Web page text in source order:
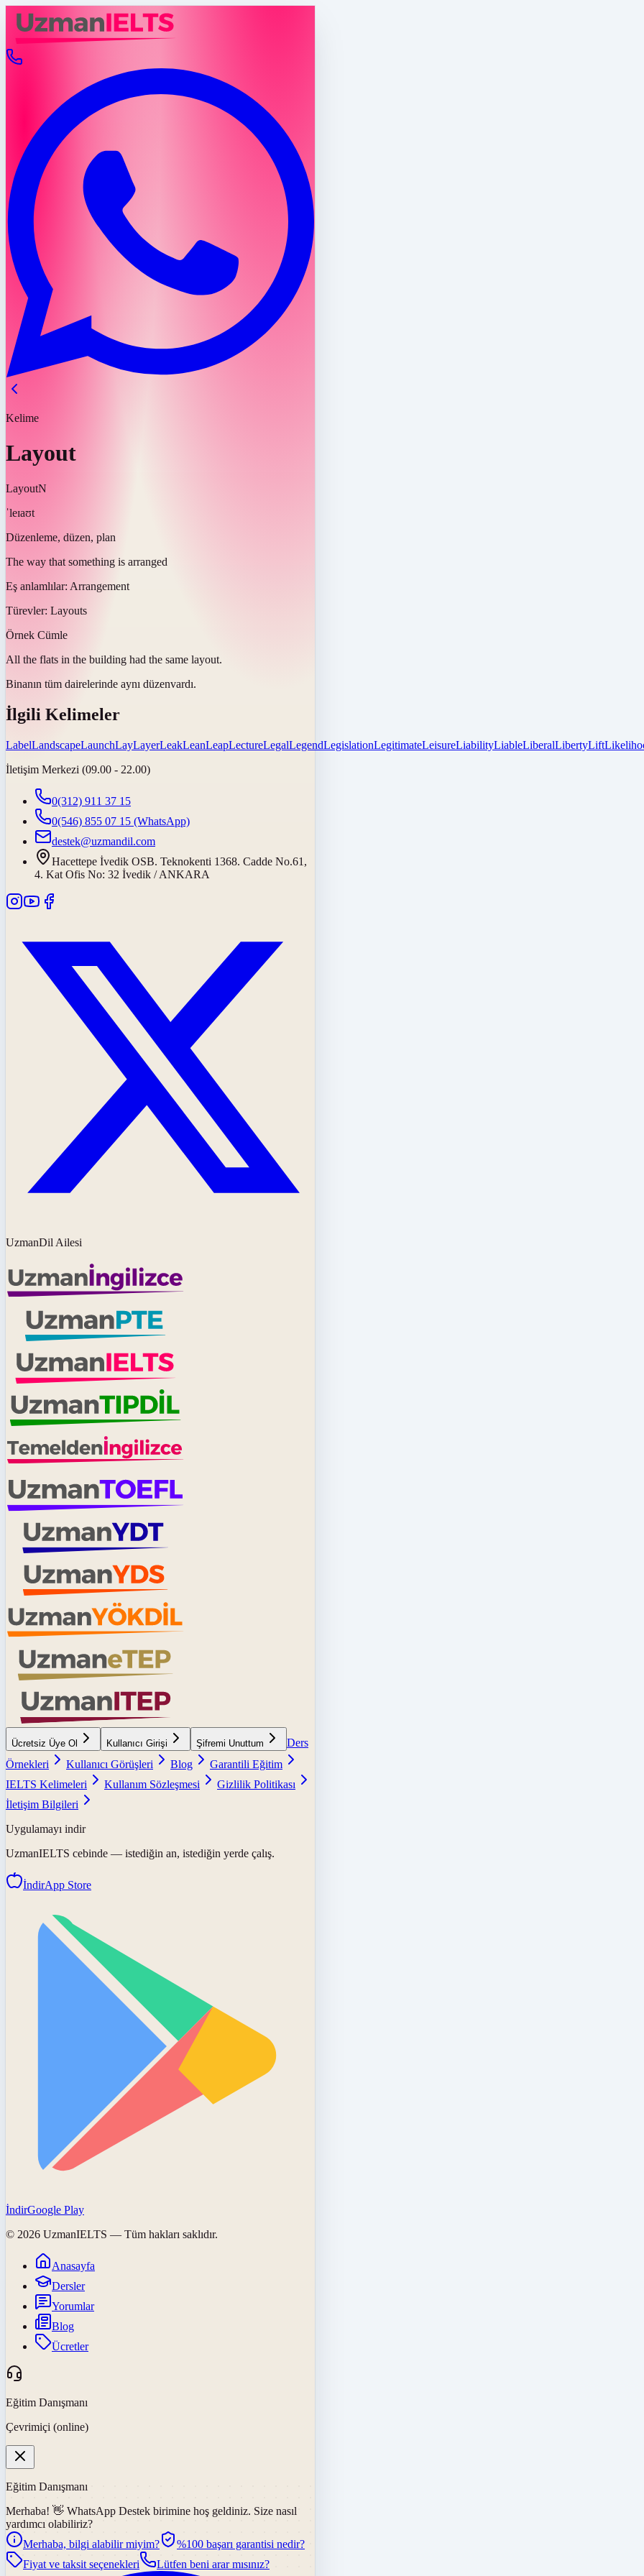
Kelime
Layout
LayoutN
ˈleɪaʊt
Düzenleme, düzen, plan
The way that something is arranged
Eş anlamlılar: Arrangement
Türevler: Layouts
Örnek Cümle
All the flats in the building had the same layout.
Binanın tüm dairelerinde aynı düzenvardı.
İlgili Kelimeler
LabelLandscapeLaunchLayLayerLeakLeanLeapLectureLegalLegendLegislationLegitimateLeisureLiabilityLiableLiberalLibertyLift
İletişim Merkezi (09.00 - 22.00)
0(312) 911 37 15
0(546) 855 07 15 (WhatsApp)
destek@uzmandil.com
Hacettepe İvedik OSB. Teknokenti 1368. Cadde No.61,
4. Kat Ofis No: 32 İvedik / ANKARA
UzmanDil Ailesi
Ücretsiz Üye Ol Kullanıcı Girişi Şifremi Unuttum
Ders
Örnekleri
Kullanıcı Görüşleri Blog
Garantili Eğitim
IELTS Kelimeleri
Kullanım Sözleşmesi
Gizlilik Politikası
İletişim Bilgileri
Uygulamayı indir
UzmanIELTS cebinde — istediğin an, istediğin yerde çalış.
İndirApp Store
İndirGoogle Play
© 2026 UzmanIELTS — Tüm hakları saklıdır.
Anasayfa
Dersler
Yorumlar
Blog
Ücretler
Eğitim Danışmanı
Çevrimiçi (online)
Eğitim Danışmanı
Merhaba! 👋 WhatsApp Destek birimine hoş geldiniz. Size nasıl
yardımcı olabiliriz?
Merhaba, bilgi alabilir miyim?
%100 başarı garantisi nedir?
Fiyat ve taksit seçenekleri
Lütfen beni arar mısınız?